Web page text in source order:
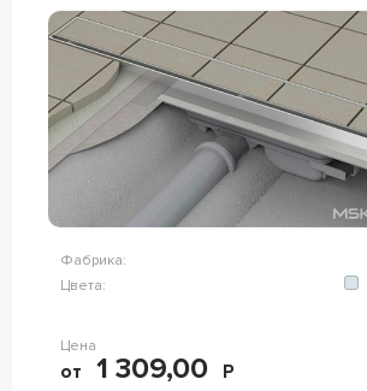
Фабрика:
Цвета:
Цена
от 1 309,00 Р